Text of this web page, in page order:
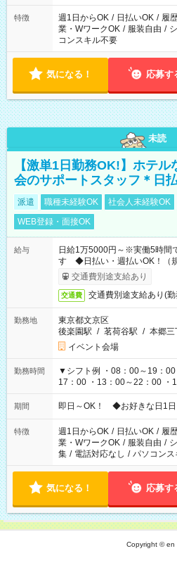
特徴 週1日からOK / 日払いOK / 履
業・WワークOK / 服装自由 /
コンスキル不要
気になる！ 応募す
未読
【激単1日勤務OK!】ホテ
会のサポートスタッフ＊日
派遣 職種未経験OK 社会人未経験OK
WEB登録・面接OK
給与
日給1万5000円～※実働5時間
す ◆日払い・週払いOK！（
も異なります
交通費別途支給あり
交通費 交通費別途支給あり(
勤務地
東京都文京区
後楽園駅 / 茗荷谷駅 / 本郷三
イベント会場
勤務時間
▼シフト例 ・08：00～19：
17：00 ・13：00～22：00 ・16：00～
仕事により勤務時間が異なり
期間 即日～OK！ ◆お好きな日1
特徴 週1日からOK / 日払いOK / 履
業・WワークOK / 服装自由 /
集 / 電話対応なし / パソコンス
気になる！ 応募す
Copyright © en